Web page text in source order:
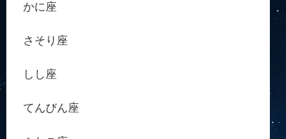
かに座
さそり座
しし座
てんびん座